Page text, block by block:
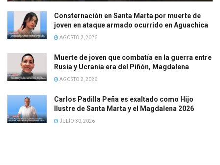
Consternación en Santa Marta por muerte de
joven en ataque armado ocurrido en Aguachica
AGOSTO 2, 2026
Muerte de joven que combatía en la guerra entre
Rusia y Ucrania era del Piñón, Magdalena
AGOSTO 2, 2026
Carlos Padilla Peña es exaltado como Hijo
Ilustre de Santa Marta y el Magdalena 2026
JULIO 30, 2026